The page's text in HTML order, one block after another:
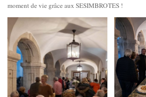
moment de vie grâce aux SESIMBROTES !